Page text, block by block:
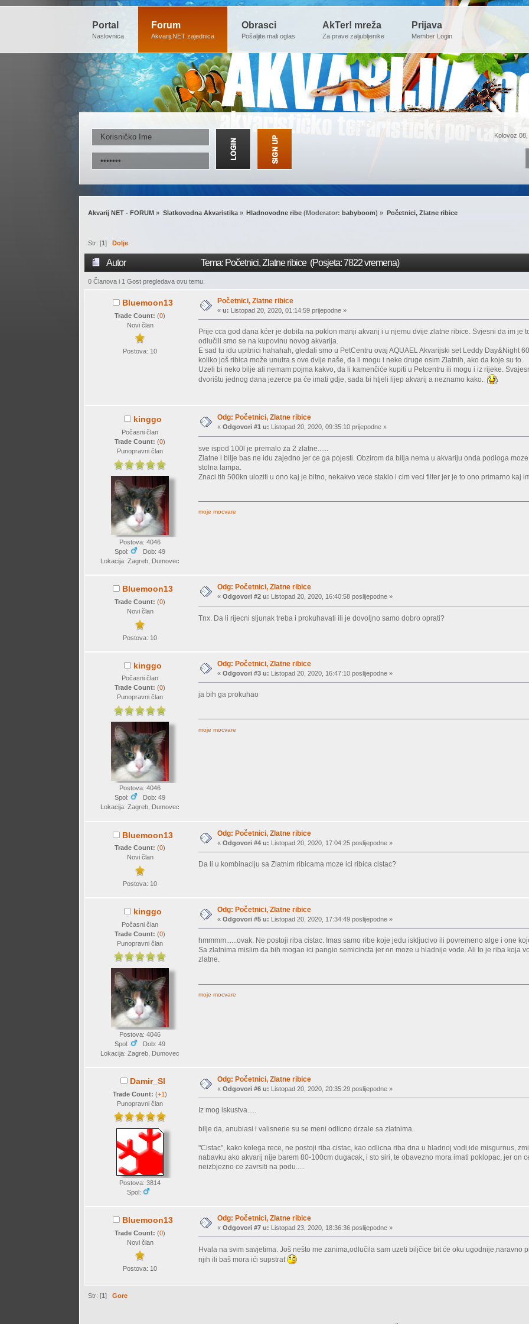
Portal
Naslovnica
Forum
Akvarij.NET zajednica
Obrasci
Pošaljite mali oglas
AkTer! mreža
Za prave zaljubljenike
Prijava
Member Login
Kolovoz
Akvarij NET - FORUM » Slatkovodna Akvaristika» Hladnovodne ribe (Moderator: babyboom) » Početnici, Zlatne ribice
Str: [1] Dolje
Autor Tema: Početnici, Zlatne ribice (Posjeta: 7822 vremena)
0 Članova i 1 Gost pregledava ovu temu.
Bluemoon13
Trade Count:(0)
Novi član
Postova: 10
Početnici, Zlatne ribice
«u: Listopad 20, 2020, 01:14:59 prijepodne »
Prije cca god dana kćer je dobila na poklon manji akvarij i u njemu dvije zlatne ribice. Svjesni da im je
odlučili smo se na kupovinu novog akvarija.
E sad tu idu upitnici hahahah, gledali smo u PetCentru ovaj AQUAEL Akvarijski set Leddy Day&Night
koliko još ribica može unutra s ove dvije naše, da li mogu i neke druge osim Zlatnih, ako da koje su to.
Uzeli bi neko bilje ali nemam pojma kakvo, da li kamenčiće kupiti u Petcentru ili mogu i iz rijeke.
dvorištu jednog dana jezerce pa će imati gdje, sada bi htjeli lijep akvarij a neznamo kako.
kinggo
Počasni član
Trade Count:(0)
Punopravni član
Postova: 4046
Spol:
Dob: 49
Lokacija: Zagreb, Dumovec
Odg: Početnici, Zlatne ribice
«Odgovori #1 u: Listopad 20, 2020, 09:35:10 prijepodne »
sve ispod 100l je premalo za 2 zlatne......
Zlatne i bilje bas ne idu zajedno jer ce ga pojesti. Obzirom da bilja nema u akvariju onda podloga
stolna lampa.
Znaci tih 500kn uloziti u ono kaj je bitno, nekakvo vece staklo i cim veci filter jer je to ono primarno kaj
moje mocvare
Bluemoon13
Trade Count:(0)
Novi član
Postova: 10
Odg: Početnici, Zlatne ribice
«Odgovori #2 u: Listopad 20, 2020, 16:40:58 poslijepodne »
Tnx. Da li rijecni sljunak treba i prokuhavati ili je dovoljno samo dobro oprati?
kinggo
Počasni član
Trade Count:(0)
Punopravni član
Postova: 4046
Spol:
Dob: 49
Lokacija: Zagreb, Dumovec
Odg: Početnici, Zlatne ribice
«Odgovori #3 u: Listopad 20, 2020, 16:47:10 poslijepodne »
ja bih ga prokuhao
moje mocvare
Bluemoon13
Trade Count:(0)
Novi član
Postova: 10
Odg: Početnici, Zlatne ribice
«Odgovori #4 u: Listopad 20, 2020, 17:04:25 poslijepodne »
Da li u kombinaciju sa Zlatnim ribicama moze ici ribica cistac?
kinggo
Počasni član
Trade Count:(0)
Punopravni član
Postova: 4046
Spol:
Dob: 49
Lokacija: Zagreb, Dumovec
Odg: Početnici, Zlatne ribice
«Odgovori #5 u: Listopad 20, 2020, 17:34:49 poslijepodne »
hmmmm......ovak. Ne postoji riba cistac. Imas samo ribe koje jedu iskljucivo ili povremeno alge i one
Sa zlatnima mislim da bih mogao ici pangio semicincta jer on moze u hladnije vode. Ali to je riba koja
zlatne.
moje mocvare
Damir_Sl
Trade Count:(+1)
Punopravni član
Postova: 3814
Spol:
Odg: Početnici, Zlatne ribice
«Odgovori #6 u: Listopad 20, 2020, 20:35:29 poslijepodne »
Iz mog iskustva.....
bilje da, anubiasi i valisnerie su se meni odlicno drzale sa zlatnima.
"Cistac", kako kolega rece, ne postoji riba cistac, kao odlicna riba dna u hladnoj vodi ide misgurnus,
nabavku ako akvarij nije barem 80-100cm dugacak, i sto siri, te obavezno mora imati poklopac, jer on
neizbjezno ce zavrsiti na podu.....
Bluemoon13
Trade Count:(0)
Novi član
Postova: 10
Odg: Početnici, Zlatne ribice
«Odgovori #7 u: Listopad 23, 2020, 18:36:36 poslijepodne »
Hvala na svim savjetima. Još nešto me zanima,odlučila sam uzeti biljčice bit će oku ugodnije,naravno
njih ili baš mora ići supstrat
Str: [1] Gore